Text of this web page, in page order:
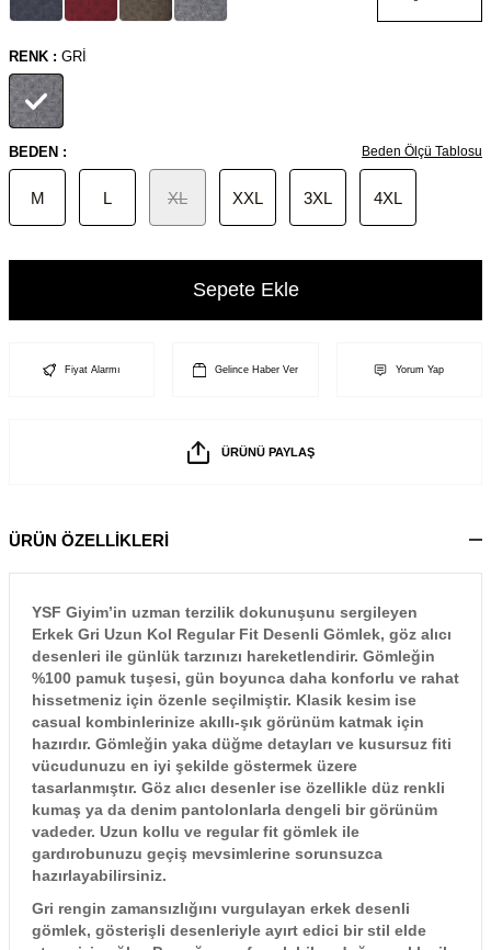
RENK : GRI
BEDEN : Beden Ölçü Tablosu
M L XL XXL 3XL 4XL
Sepete Ekle
Fiyat Alarmı Gelince Haber Ver Yorum Yap
ÜRÜNÜ PAYLAŞ
ÜRÜN ÖZELLİKLERİ
YSF Giyim’in uzman terzilik dokunuşunu sergileyen
Erkek Gri Uzun Kol Regular Fit Desenli Gömlek, göz alıcı
desenleri ile günlük tarzınızı hareketlendirir. Gömleğin
%100 pamuk tuşesi, gün boyunca daha konforlu ve rahat
hissetmeniz için özenle seçilmiştir. Klasik kesim ise
casual kombinlerinize akıllı-şık görünüm katmak için
hazırdır. Gömleğin yaka düğme detayları ve kusursuz fiti
vücudunuzu en iyi şekilde göstermek üzere
tasarlanmıştır. Göz alıcı desenler ise özellikle düz renkli
kumaş ya da denim pantolonlarla dengeli bir görünüm
vadeder. Uzun kollu ve regular fit gömlek ile
gardırobunuzu geçiş mevsimlerine sorunsuzca
hazırlayabilirsiniz.
Gri rengin zamansızlığını vurgulayan erkek desenli
gömlek, gösterişli desenleriyle ayırt edici bir stil elde